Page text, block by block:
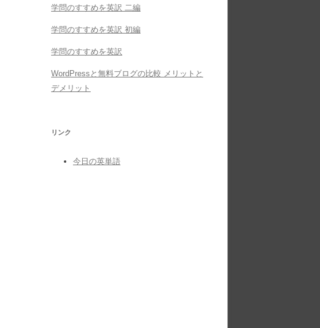
学問のすすめを英訳 二編
学問のすすめを英訳 初編
学問のすすめを英訳
WordPressと無料ブログの比較 メリットと
デメリット
リンク
今日の英単語